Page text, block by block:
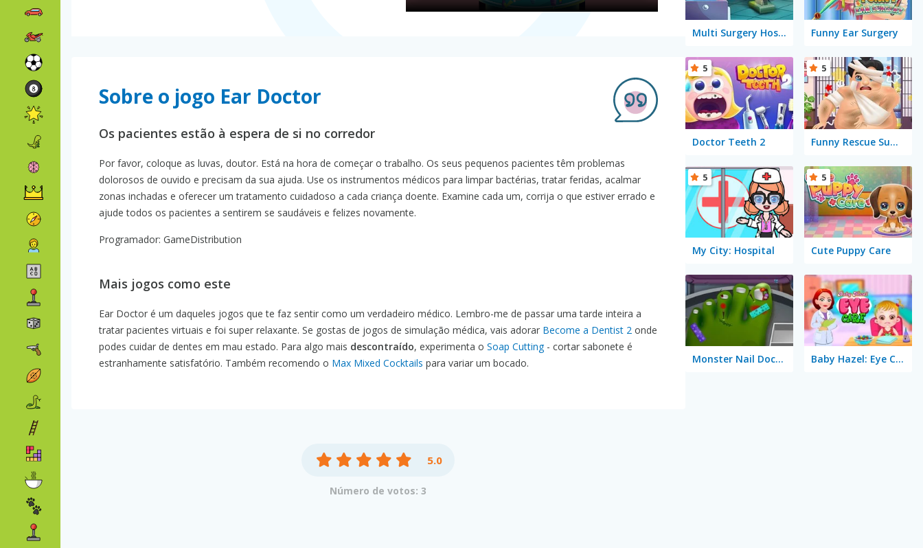
Sobre o jogo Ear Doctor
Os pacientes estão à espera de si no corredor
Por favor, coloque as luvas, doutor. Está na hora de começar o trabalho. Os seus pequenos pacientes têm problemas
dolorosos de ouvido e precisam da sua ajuda. Use os instrumentos médicos para limpar bactérias, tratar feridas, acalmar
zonas inchadas e oferecer um tratamento cuidadoso a cada criança doente. Examine cada um, corrija o que estiver errado e
ajude todos os pacientes a sentirem se saudáveis e felizes novamente.
Programador: GameDistribution
Mais jogos como este
Ear Doctor é um daqueles jogos que te faz sentir como um verdadeiro médico. Lembro-me de passar uma tarde inteira a
tratar pacientes virtuais e foi super relaxante. Se gostas de jogos de simulação médica, vais adorar Become a Dentist 2 onde
podes cuidar de dentes em mau estado. Para algo mais descontraído, experimenta o Soap Cutting- cortar sabonete é
estranhamente satisfatório. Também recomendo o Max Mixed Cocktails para variar um bocado.
5.0
Número de votos: 3
Multi Surgery Hospital: Doctor Game Funny Ear Surgery
Doctor Teeth 2
5
Funny Rescue Sumo
5
My City: Hospital
5
Cute Puppy Care
5
Monster Nail Doctor Baby Hazel: Eye Care